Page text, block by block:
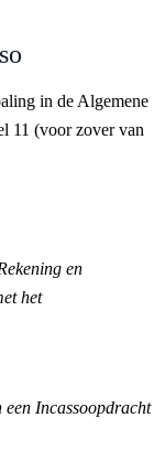
in de Algemene
11 (voor zover van
en
het
Incassoopdracht